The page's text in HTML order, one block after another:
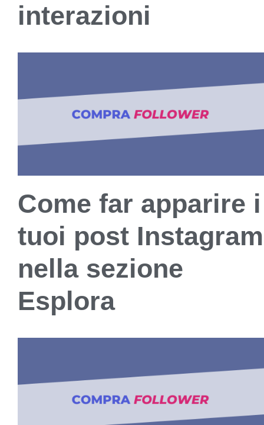
interazioni
Come far apparire i
tuoi post Instagram
nella sezione
Esplora